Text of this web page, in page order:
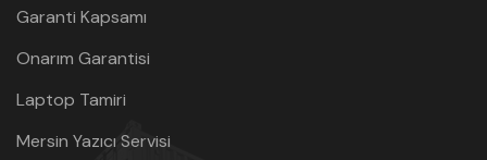
Garanti Kapsamı
Onarım Garantisi
Laptop Tamiri
Mersin Yazıcı Servisi